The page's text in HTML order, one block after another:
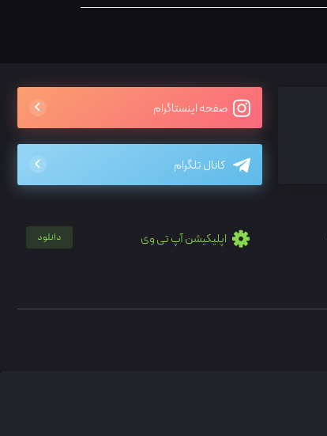
صفحه اینستاگرام
کانال تلگرام
اپلیکیشن آپ تی وی دانلود